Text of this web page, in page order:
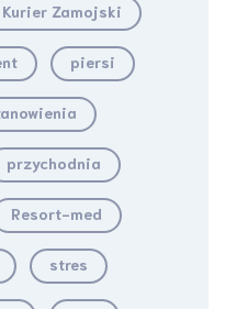
Kurier Zamojski
piersi
przychodnia
Resort-med
stres